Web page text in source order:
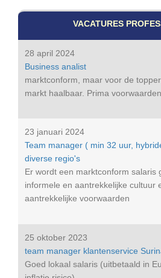
VACATURES
28 april 2024
Business analist
marktconform, maar voor de
markt haalbaar. Prima
23 januari 2024
Team manager ( min 32 uur,
diverse regio's
Er wordt een marktconform salaris
informele en aantrekkelijke cultuur
aantrekkelijke voorwaarden
25 oktober 2023
team manager klantenservice
Goed lokaal salaris (uitbetaald in